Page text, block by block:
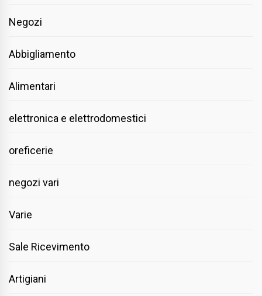
Negozi
Abbigliamento
Alimentari
elettronica e elettrodomestici
oreficerie
negozi vari
Varie
Sale Ricevimento
Artigiani